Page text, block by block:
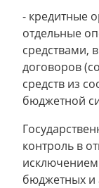
- кредитные
отдельные
средствами,
договоров
средств из
бюджетной
контроль в
бюджетных и